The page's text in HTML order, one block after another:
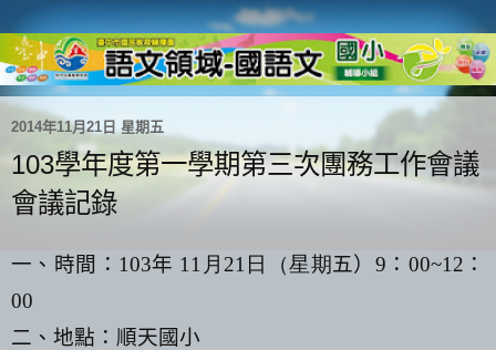
2014年11月21日 星期五
103學年度第一學期第三次團務工作會議
會議記錄
一、時間： 103年 11 月21 日 （星期五） 9 ： 00~12 ：
00
二、地點：順天國小